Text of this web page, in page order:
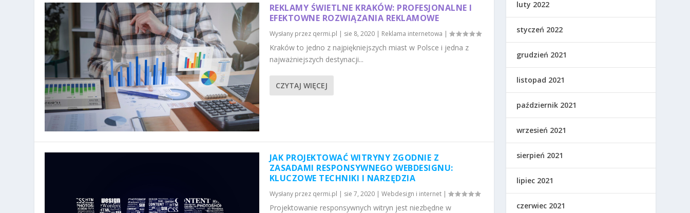
REKLAMY ŚWIETLNE KRAKÓW: PROFESJONALNE I
EFEKTOWNE ROZWIĄZANIA REKLAMOWE
Wysłany przez qermi.pl sie 8, 2020| Reklama internetowa
Kraków to jedno z najpiękniejszych miast w Polsce i jedna z
najważniejszych destynacji...
CZYTAJ WIĘCEJ
JAK PROJEKTOWAĆ WITRYNY ZGODNIE Z
ZASADAMI RESPONSYWNEGO WEBDESIGNU:
KLUCZOWE TECHNIKI I NARZĘDZIA
Wysłany przez qermi.pl | sie 7, 2020| Webdesign i internet|
Projektowanie responsywnych witryn jest niezbędne w
luty 2022
styczeń 2022
grudzień 2021
listopad 2021
październik 2021
wrzesień 2021
sierpień 2021
lipiec 2021
czerwiec 2021